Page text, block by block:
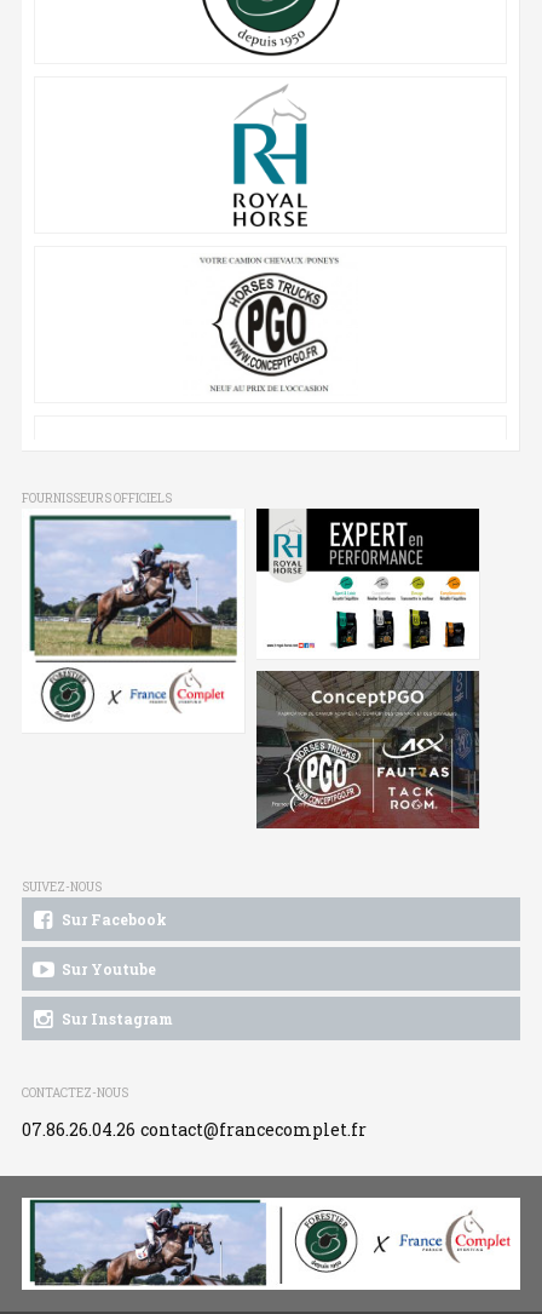
FOURNISSEURS OFFICIELS
SUIVEZ-NOUS
Sur Facebook
Sur Youtube
Sur Instagram
CONTACTEZ-NOUS
07.86.26.04.26 contact@francecomplet.fr